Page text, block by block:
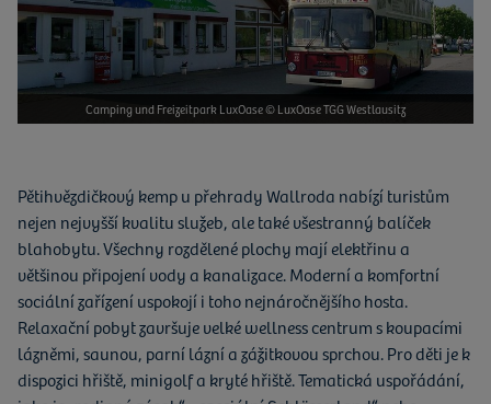
Camping und Freizeitpark LuxOase © LuxOase TGG Westlausitz
Pětihvězdičkový kemp u přehrady Wallroda nabízí turistům
nejen nejvyšší kvalitu služeb, ale také všestranný balíček
blahobytu. Všechny rozdělené plochy mají elektřinu a
většinou připojení vody a kanalizace. Moderní a komfortní
sociální zařízení uspokojí i toho nejnáročnějšího hosta.
Relaxační pobyt završuje velké wellness centrum s koupacími
lázněmi, saunou, parní lázní a zážitkovou sprchou. Pro děti je k
dispozici hřiště, minigolf a kryté hřiště. Tematická uspořádání,